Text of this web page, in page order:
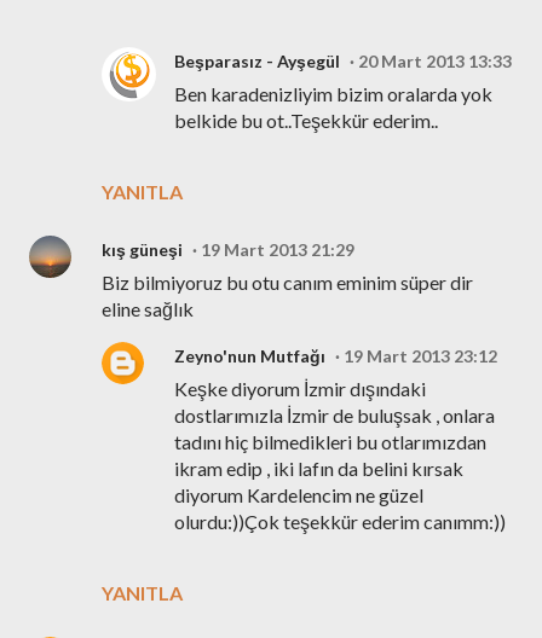
YANITLA
Beşparasız - Ayşegül 20 Mart 2013 13:33
Ben karadenizliyim bizim oralarda yok
belkide bu ot..Teşekkür ederim..
kış güneşi 19 Mart 2013 21:29
Biz bilmiyoruz bu otu canım eminim süper dir
eline sağlık
YANITLA
Zeyno'nun Mutfağı 19 Mart 2013 23:12
Keşke diyorum İzmir dışındaki
dostlarımızla İzmir de buluşsak , onlara
tadını hiç bilmedikleri bu otlarımızdan
ikram edip , iki lafın da belini kırsak
diyorum Kardelencim ne güzel
olurdu:))Çok teşekkür ederim canımm:))